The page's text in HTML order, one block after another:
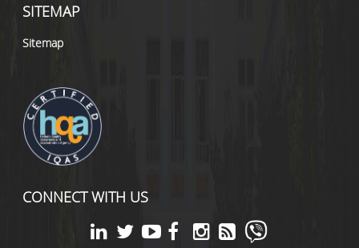
SITEMAP
Sitemap
CONNECT WITH US